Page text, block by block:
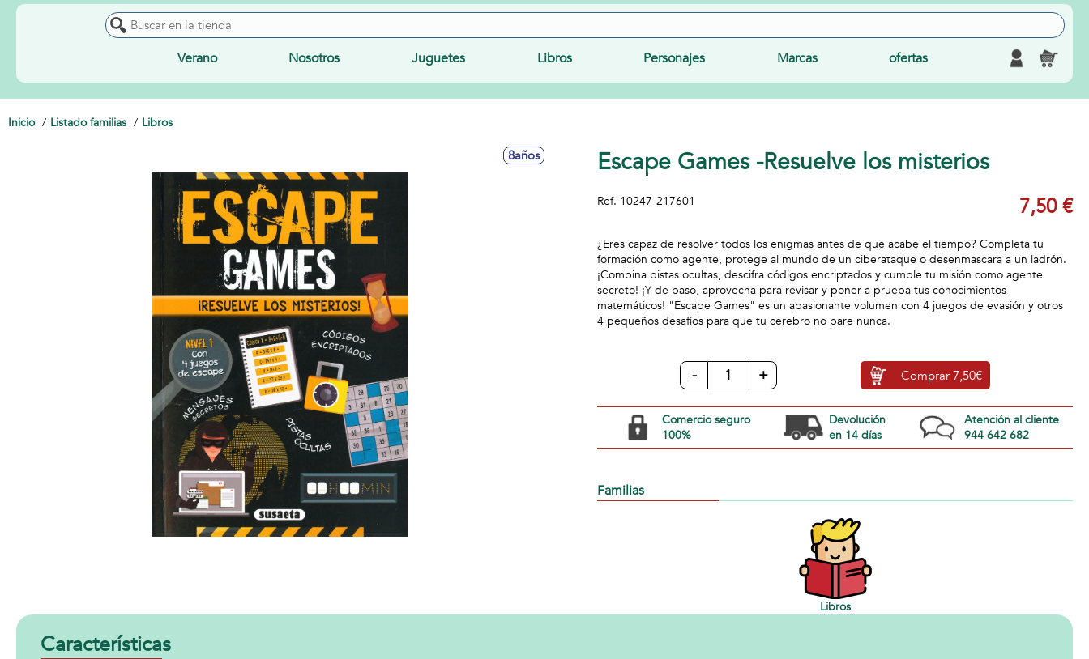
Verano Nosotros Juguetes Libros Personajes Marcas ofertas
Inicio Listado familias Libros
8años Escape Games -Resuelve los misterios
Ref. 10247-217601 7,50 €
¿Eres capaz de resolver todos los enigmas antes de que acabe el tiempo? Completa tu
formación como agente, protege al mundo de un ciberataque o desenmascara a un ladrón.
¡Combina pistas ocultas, descifra códigos encriptados y cumple tu misión como agente
secreto! ¡Y de paso, aprovecha para revisar y poner a prueba tus conocimientos
matemáticos! "Escape Games" es un apasionante volumen con 4 juegos de evasión y otros
4 pequeños desafíos para que tu cerebro no pare nunca.
- + Comprar 7,50€
Comercio seguro
100%
Devolución
en 14 días
Atención al cliente
944 642 682
Familias
Libros
Características